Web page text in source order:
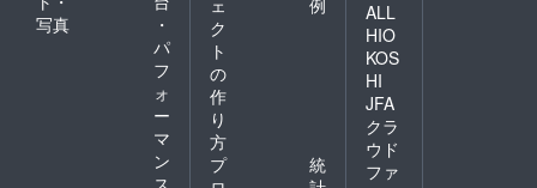
写真
・
パ
フ
ォ
ー
マ
ン
ス
ク
ト
の
作
り
方
プ
統
ALL
HIO
KOS
HI
JFA
クラ
ウド
ファ